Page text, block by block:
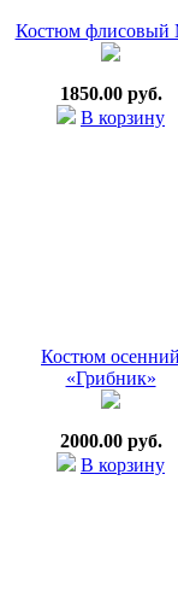
Костюм флисовый
1850.00 руб.
В корзину
Костюм
«Грибник»
2000.00 руб.
В корзину